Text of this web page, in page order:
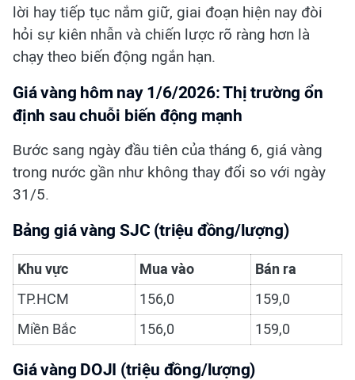
lời hay tiếp tục nắm giữ, giai đoạn hiện nay đòi
hỏi sự kiên nhẫn và chiến lược rõ ràng hơn là
chạy theo biến động ngắn hạn.
Giá vàng hôm nay 1/6/2026: Thị trường ổn
định sau chuỗi biến động mạnh
Bước sang ngày đầu tiên của tháng 6, giá vàng
trong nước gần như không thay đổi so với ngày
31/5.
Bảng giá vàng SJC (triệu đồng/lượng)
Khu vực Mua vào
Bán ra
TP.HCM
156,0
159,0
Miền Bắc
156,0 159,0
Giá vàng DOJI (triệu đồng/lượng)